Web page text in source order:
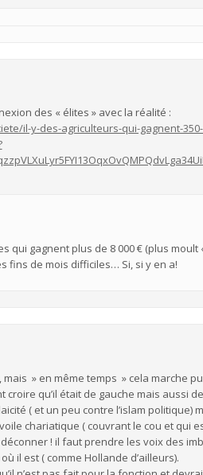
des « élites » avec la réalité :
il-y-des-agriculteurs-qui-gagnent-
qui gagnent plus de 8 000 € (plus
fins de mois difficiles… Si, si y en a!
» en même temps » cela marche
qu’il était de gauche mais aussi
( et un peu contre l’islam politique)
chariatique ( couvrant le cou et qui
! il faut prendre les voix des
il est ( comme Hollande d’ailleurs).